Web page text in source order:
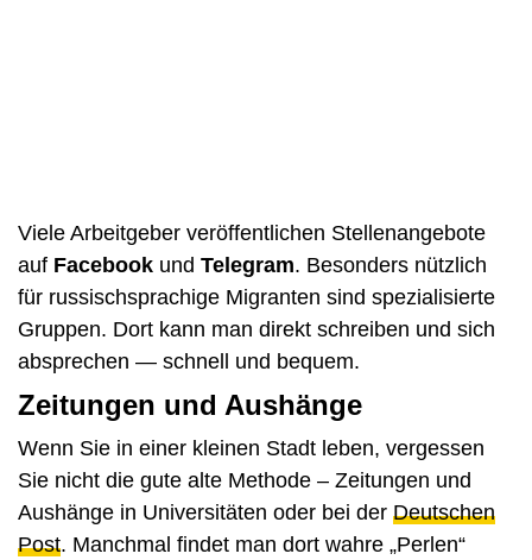
Viele Arbeitgeber veröffentlichen Stellenangebote
auf Facebook und Telegram. Besonders nützlich
für russischsprachige Migranten sind spezialisierte
Gruppen. Dort kann man direkt schreiben und sich
absprechen — schnell und bequem.
Zeitungen und Aushänge
Wenn Sie in einer kleinen Stadt leben, vergessen
Sie nicht die gute alte Methode – Zeitungen und
Aushänge in Universitäten oder bei der Deutschen
Post. Manchmal findet man dort wahre „Perlen“